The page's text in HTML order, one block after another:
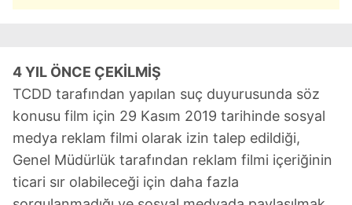
4 YIL ÖNCE ÇEKİLMİŞ
TCDD tarafından yapılan suç duyurusunda söz
konusu film için 29 Kasım 2019 tarihinde sosyal
medya reklam filmi olarak izin talep edildiği,
Genel Müdürlük tarafından reklam filmi içeriğinin
ticari sır olabileceği için daha fazla